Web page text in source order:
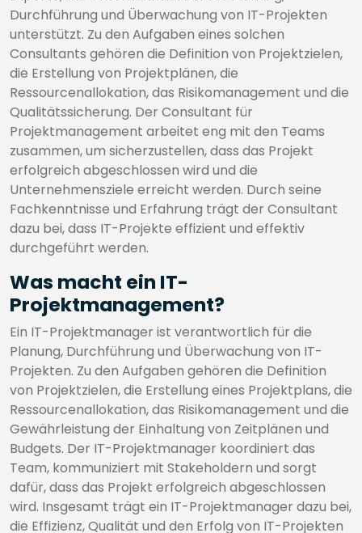
Durchführung und Überwachung von IT-Projekten
unterstützt. Zu den Aufgaben eines solchen
Consultants gehören die Definition von Projektzielen,
die Erstellung von Projektplänen, die
Ressourcenallokation, das Risikomanagement und die
Qualitätssicherung. Der Consultant für
Projektmanagement arbeitet eng mit den Teams
zusammen, um sicherzustellen, dass das Projekt
erfolgreich abgeschlossen wird und die
Unternehmensziele erreicht werden. Durch seine
Fachkenntnisse und Erfahrung trägt der Consultant
dazu bei, dass IT-Projekte effizient und effektiv
durchgeführt werden.
Was macht ein IT-
Projektmanagement?
Ein IT-Projektmanager ist verantwortlich für die
Planung, Durchführung und Überwachung von IT-
Projekten. Zu den Aufgaben gehören die Definition
von Projektzielen, die Erstellung eines Projektplans, die
Ressourcenallokation, das Risikomanagement und die
Gewährleistung der Einhaltung von Zeitplänen und
Budgets. Der IT-Projektmanager koordiniert das
Team, kommuniziert mit Stakeholdern und sorgt
dafür, dass das Projekt erfolgreich abgeschlossen
wird. Insgesamt trägt ein IT-Projektmanager dazu bei,
die Effizienz, Qualität und den Erfolg von IT-Projekten